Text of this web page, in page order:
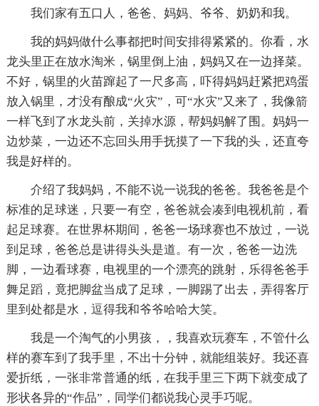
我们家有五口人，爸爸、妈妈、爷爷、奶奶和我。
我的妈妈做什么事都把时间安排得紧紧的。你看，水
龙头里正在放水淘米，锅里倒上油，妈妈又在一边择菜。
不好，锅里的火苗蹿起了一尺多高，吓得妈妈赶紧把鸡蛋
放入锅里，才没有酿成“火灾”，可“水灾”又来了，我像箭
一样飞到了水龙头前，关掉水源，帮妈妈解了围。妈妈一
边炒菜，一边还不忘回头用手抚摸了一下我的头，还直夸
我是好样的。
介绍了我妈妈，不能不说一说我的爸爸。我爸爸是个
标准的足球迷，只要一有空，爸爸就会凑到电视机前，看
起足球赛。在世界杯期间，爸爸一场球赛也不放过，一说
到足球，爸爸总是讲得头头是道。有一次，爸爸一边洗
脚，一边看球赛，电视里的一个漂亮的跳射，乐得爸爸手
舞足蹈，竟把脚盆当成了足球，一脚踢了出去，弄得客厅
里到处都是水，逗得我和爷爷哈哈大笑。
我是一个淘气的小男孩，，我喜欢玩赛车，不管什么
样的赛车到了我手里，不出十分钟，就能组装好。我还喜
爱折纸，一张非常普通的纸，在我手里三下两下就变成了
形状各异的“作品”，同学们都说我心灵手巧呢。